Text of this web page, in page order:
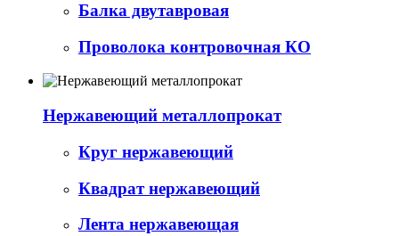
Балка двутавровая
Проволока контровочная КО
Нержавеющий металлопрокат
Круг нержавеющий
Квадрат нержавеющий
Лента нержавеющая